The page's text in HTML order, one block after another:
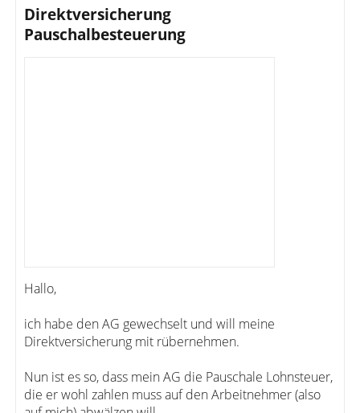
Direktversicherung
Pauschalbesteuerung
Hallo,
ich habe den AG gewechselt und will meine
Direktversicherung mit rübernehmen.
Nun ist es so, dass mein AG die Pauschale Lohnsteuer,
die er wohl zahlen muss auf den Arbeitnehmer (also